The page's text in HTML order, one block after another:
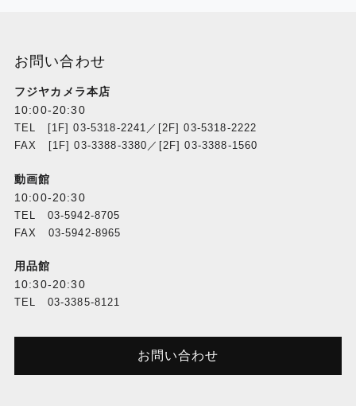
お問い合わせ
フジヤカメラ本店
10:00-20:30
TEL [1F] 03-5318-2241／[2F] 03-5318-2222
FAX [1F] 03-3388-3380／[2F] 03-3388-1560
動画館
10:00-20:30
TEL 03-5942-8705
FAX 03-5942-8965
用品館
10:30-20:30
TEL 03-3385-8121
お問い合わせ